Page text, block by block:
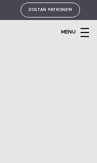
ZOSTAŃ PATRONEM
MENU